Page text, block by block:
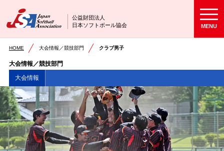
公益財団法人
日本ソフトボール協会
MENU
HOME 大会情報／競技部門 クラブ男子
大会情報／競技部門
大会情報